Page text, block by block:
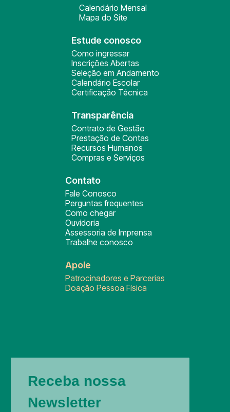
Calendário Mensal
Mapa do Site
Estude conosco
Como ingressar
Inscrições Abertas
Seleção em Andamento
Calendário Escolar
Certificação Técnica
Transparência
Contrato de Gestão
Prestação de Contas
Recursos Humanos
Compras e Serviços
Contato
Fale Conosco
Perguntas frequentes
Como chegar
Ouvidoria
Assessoria de Imprensa
Trabalhe conosco
Apoie
Patrocinadores e Parcerias
Doação Pessoa Física